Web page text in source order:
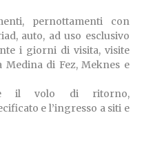
pernottamenti con
auto, ad uso esclusivo
i giorni di visita, visite
di Fez, Meknes e
il volo di ritorno,
e l’ingresso a siti e